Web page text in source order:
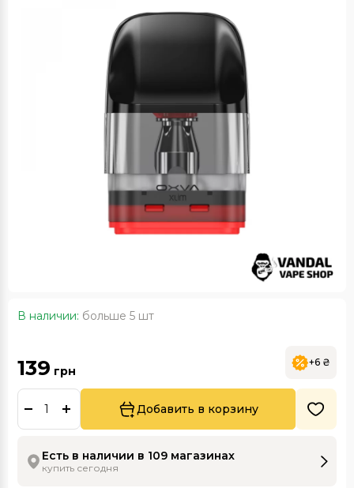
В наличии: больше 5 шт
139 грн
+6 ₴
Добавить в корзину
Есть в наличии в 109 магазинах
купить сегодня